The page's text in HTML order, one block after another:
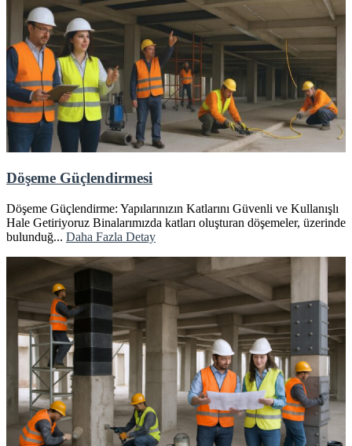
Döşeme Güçlendirmesi
Döşeme Güçlendirme: Yapılarınızın Katlarını Güvenli ve Kullanışlı
Hale Getiriyoruz Binalarımızda katları oluşturan döşemeler, üzerinde
bulunduğ... Daha Fazla Detay